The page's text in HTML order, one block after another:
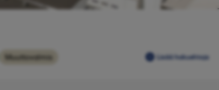
Muuttovalmis Lisää hakuehtoja